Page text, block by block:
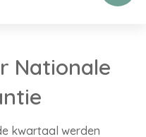
Nationale
kwartaal werden